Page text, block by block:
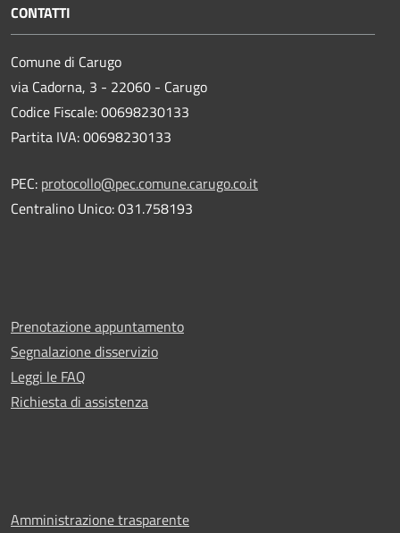
CONTATTI
Comune di Carugo
via Cadorna, 3 - 22060 - Carugo
Codice Fiscale: 00698230133
Partita IVA: 00698230133
PEC: protocollo@pec.comune.carugo.co.it
Centralino Unico: 031.758193
Prenotazione appuntamento
Segnalazione disservizio
Leggi le FAQ
Richiesta di assistenza
Amministrazione trasparente